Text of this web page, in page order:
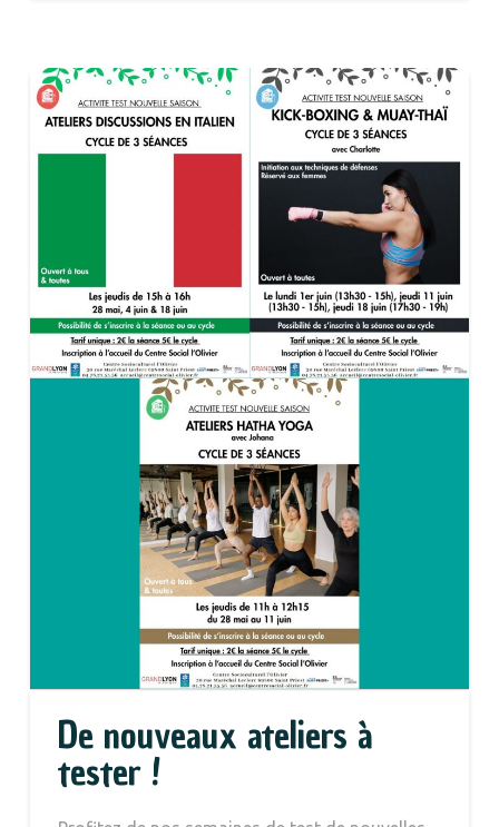
De nouveaux ateliers à
tester !